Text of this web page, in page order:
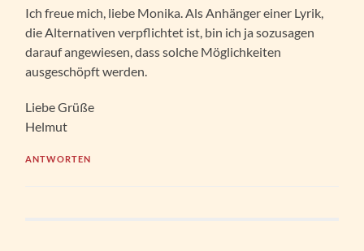
Ich freue mich, liebe Monika. Als Anhänger einer Lyrik,
die Alternativen verpflichtet ist, bin ich ja sozusagen
darauf angewiesen, dass solche Möglichkeiten
ausgeschöpft werden.
Liebe Grüße
Helmut
ANTWORTEN